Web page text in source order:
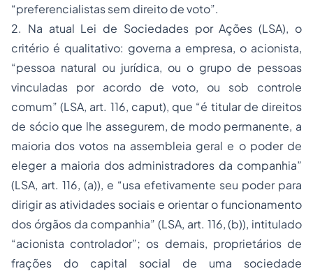
“preferencialistas sem direito de voto”.
2. Na atual Lei de Sociedades por Ações (LSA), o
critério é qualitativo: governa a empresa, o acionista,
“pessoa natural ou jurídica, ou o grupo de pessoas
vinculadas por acordo de voto, ou sob controle
comum” (LSA, art. 116, caput), que “é titular de direitos
de sócio que lhe assegurem, de modo permanente, a
maioria dos votos na assembleia geral e o poder de
eleger a maioria dos administradores da companhia”
(LSA, art. 116, (a)), e “usa efetivamente seu poder para
dirigir as atividades sociais e orientar o funcionamento
dos órgãos da companhia” (LSA, art. 116, (b)), intitulado
“acionista controlador”; os demais, proprietários de
frações do capital social de uma sociedade